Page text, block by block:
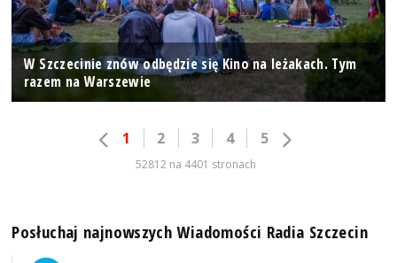
W Szczecinie znów odbędzie się Kino na leżakach. Tym
razem na Warszewie
1 2 3 4 5
52812 na 4401 stronach
Posłuchaj najnowszych Wiadomości Radia Szczecin